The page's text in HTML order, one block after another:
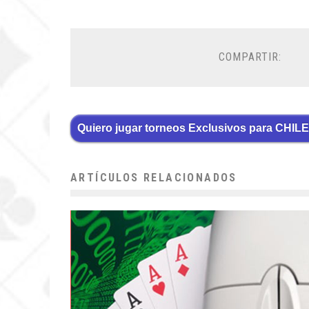
COMPARTIR:
Quiero jugar torneos Exclusivos para
ARTÍCULOS RELACIONADOS